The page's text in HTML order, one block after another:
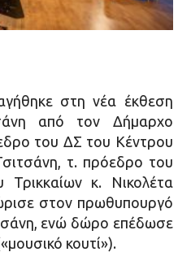
στη νέα έκθεση
από τον Δήμαρχο
του ΔΣ του Κέντρου
τ. πρόεδρο του
Τρικκαίων κ. Νικολέτα
στον πρωθυπουργό
ενώ δώρο επέδωσε
κουτί»).